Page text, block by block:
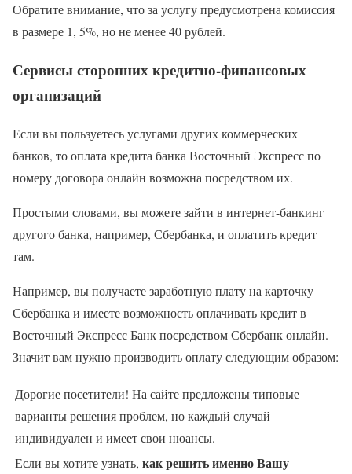
Обратите внимание, что за услугу предусмотрена комиссия
в размере 1, 5%, но не менее 40 рублей.
Сервисы сторонних кредитно-финансовых
организаций
Если вы пользуетесь услугами других коммерческих
банков, то оплата кредита банка Восточный Экспресс по
номеру договора онлайн возможна посредством их.
Простыми словами, вы можете зайти в интернет-банкинг
другого банка, например, Сбербанка, и оплатить кредит
там.
Например, вы получаете заработную плату на карточку
Сбербанка и имеете возможность оплачивать кредит в
Восточный Экспресс Банк посредством Сбербанк онлайн.
Значит вам нужно производить оплату следующим образом:
Дорогие посетители! На сайте предложены типовые
варианты решения проблем, но каждый случай
индивидуален и имеет свои нюансы.
Если вы хотите узнать, как решить именно Вашу